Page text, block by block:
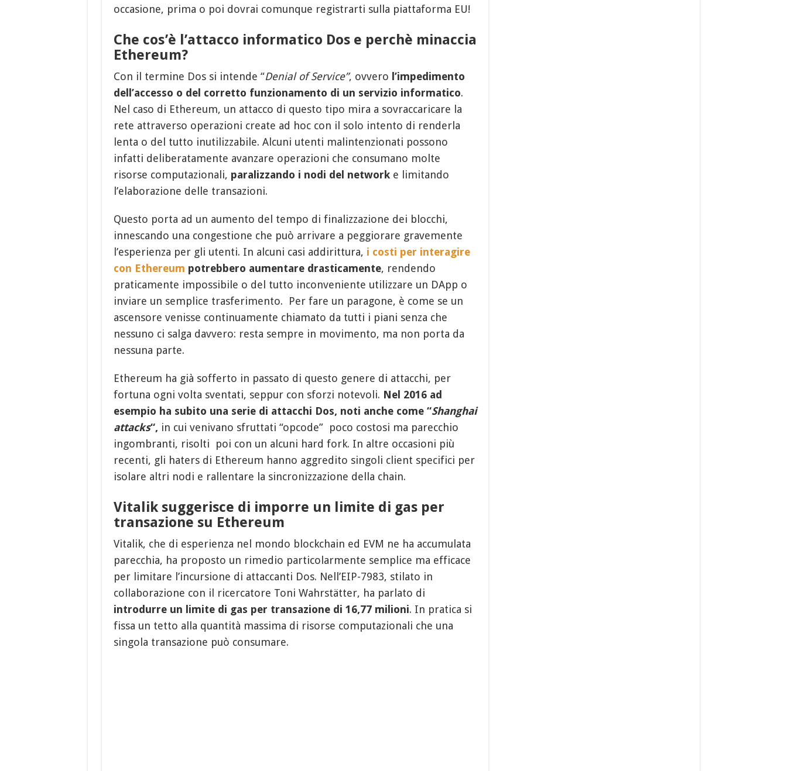
occasione, prima o poi dovrai comunque registrarti sulla piattaforma EU!
Che cos’è l’attacco informatico Dos e perchè minaccia
Ethereum?
Con il termine Dos si intende “Denial of Service”, ovvero l’impedimento
dell’accesso o del corretto funzionamento di un servizio informatico.
Nel caso di Ethereum, un attacco di questo tipo mira a sovraccaricare la
rete attraverso operazioni create ad hoc con il solo intento di renderla
lenta o del tutto inutilizzabile. Alcuni utenti malintenzionati possono
infatti deliberatamente avanzare operazioni che consumano molte
risorse computazionali, paralizzando i nodi del networke limitando
l’elaborazione delle transazioni.
Questo porta ad un aumento del tempo di finalizzazione dei blocchi,
innescando una congestione che può arrivare a peggiorare gravemente
l’esperienza per gli utenti. In alcuni casi addirittura, i costi per interagire
con Ethereum potrebbero aumentare drasticamente, rendendo
praticamente impossibile o del tutto inconveniente utilizzare un DApp o
inviare un semplice trasferimento. Per fare un paragone, è come se un
ascensore venisse continuamente chiamato da tutti i piani senza che
nessuno ci salga davvero: resta sempre in movimento, ma non porta da
nessuna parte.
Ethereum ha già sofferto in passato di questo genere di attacchi, per
fortuna ogni volta sventati, seppur con sforzi notevoli. Nel 2016 ad
esempio ha subito una serie di attacchi Dos, noti anche come “Shanghai
attacks“, in cui venivano sfruttati “opcode” poco costosi ma parecchio
ingombranti, risolti poi con un alcuni hard fork. In altre occasioni più
recenti, gli haters di Ethereum hanno aggredito singoli client specifici per
isolare altri nodi e rallentare la sincronizzazione della chain.
Vitalik suggerisce di imporre un limite di gas per
transazione su Ethereum
Vitalik, che di esperienza nel mondo blockchain ed EVM ne ha accumulata
parecchia, ha proposto un rimedio particolarmente semplice ma efficace
per limitare l’incursione di attaccanti Dos. Nell’EIP-7983, stilato in
collaborazione con il ricercatore Toni Wahrstätter, ha parlato di
introdurre un limite di gas per transazione di 16,77 milioni. In pratica si
fissa un tetto alla quantità massima di risorse computazionali che una
singola transazione può consumare.